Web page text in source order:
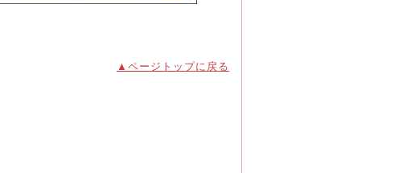
▲ページトップに戻る